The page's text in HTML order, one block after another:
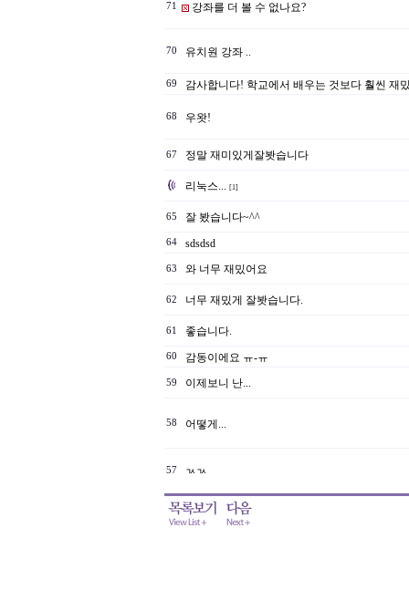
71 강좌를 더 볼 수 없나요?
70 유치원 강좌 ..
69 감사합니다! 학교에서 배우는 것보다 훨씬 재
68 우왓!
67 정말 재미있게잘봣습니다
리눅스... [1]
65 잘 봤습니다~^^
64 sdsdsd
63 와 너무 재밌어요
62 너무 재밌게 잘봣습니다.
61 좋습니다.
60 감동이에요 ㅠ-ㅠ
59 이제보니 난...
58 어떻게...
57 ㄳㄳ